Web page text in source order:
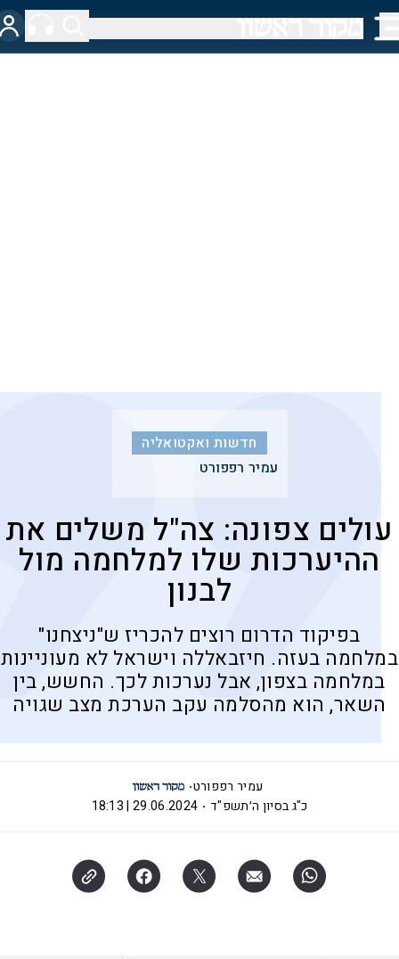
חדשות ואקטואליה
עמיר רפפורט
עולים צפונה: צה"ל משלים את
ההיערכות שלו למלחמה מול
לבנון
בפיקוד הדרום רוצים להכריז ש"ניצחנו"
במלחמה בעזה. חיזבאללה וישראל לא מעוניינות
במלחמה בצפון, אבל נערכות לכך. החשש, בין
השאר, הוא מהסלמה עקב הערכת מצב שגויה
עמיר רפפורט
כ"ג בסיון ה׳תשפ"ד
29.06.2024 | 18:13